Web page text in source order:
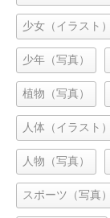
少女（イラスト）
少年（写真）
植物（写真）
人体（イラスト）
人物（写真）
スポーツ（写真）